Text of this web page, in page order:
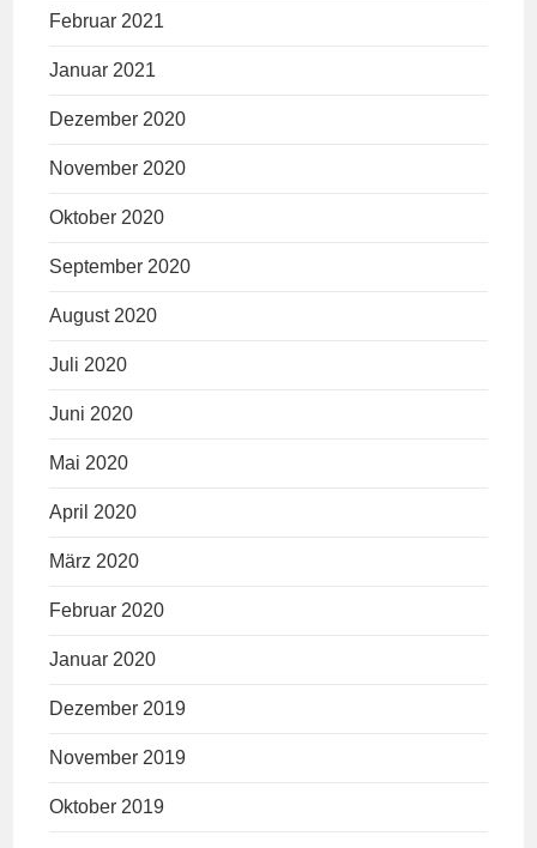
Februar 2021
Januar 2021
Dezember 2020
November 2020
Oktober 2020
September 2020
August 2020
Juli 2020
Juni 2020
Mai 2020
April 2020
März 2020
Februar 2020
Januar 2020
Dezember 2019
November 2019
Oktober 2019